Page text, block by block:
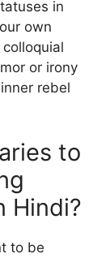
in
own
or irony
rebel
to
Hindi?
to be